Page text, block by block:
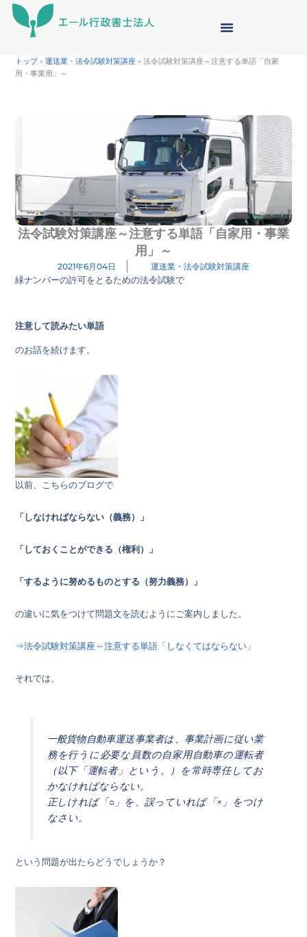
トップ»運送業・法令試験対策講座 »法令試験対策講座～注意する単語「自家
用・事業用」～
法令試験対策講座～注意する単語「自家用・事業
用」～
2021年6月04日 運送業・法令試験対策講座
緑ナンバーの許可をとるための法令試験で
注意して読みたい単語
のお話を続けます。
以前、こちらのブログで
「しなければならない（義務）」
「しておくことができる（権利）」
「するように努めるものとする（努力義務）」
の違いに気をつけて問題文を読むようにご案内しました。
⇒法令試験対策講座～注意する単語「しなくてはならない」
それでは、
一般貨物自動車運送事業者は、事業計画に従い業
務を行うに必要な員数の自家用自動車の運転者
（以下「運転者」という。）を常時専任してお
かなければならない。
正しければ「○」を、誤っていれば「×」をつけ
なさい。
という問題が出たらどうでしょうか？